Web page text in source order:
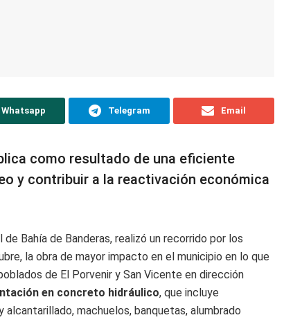
Whatsapp Telegram Email
como resultado de una eficiente
y contribuir a la reactivación económica
Bahía de Banderas, realizó un recorrido por los
la obra de mayor impacto en el municipio en lo que
de El Porvenir y San Vicente en dirección
en concreto hidráulico, que incluye
machuelos, banquetas, alumbrado